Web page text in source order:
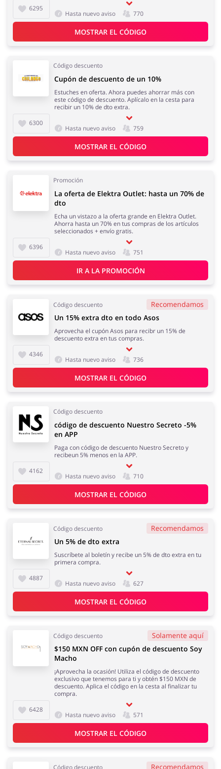
6295
Hasta nuevo aviso 770
MOSTRAR EL CÓDIGO
Código descuento
6300
Cupón de descuento de un 10%
Estuches en oferta. Ahora puedes ahorrar más con
este código de descuento. Aplícalo en la cesta para
recibir un 10% de dto extra.
Hasta nuevo aviso 759
MOSTRAR EL CÓDIGO
Promoción
6396
La oferta de Elektra Outlet: hasta un 70% de
dto
Echa un vistazo a la oferta grande en Elektra Outlet.
Ahorra hasta un 70% en tus compras de los artículos
seleccionados + envío gratis.
Hasta nuevo aviso 751
IR A LA PROMOCIÓN
Código descuento Recomendamos
4346
Un 15% extra dto en todo Asos
Aprovecha el cupón Asos para recibr un 15% de
descuento extra en tus compras.
Hasta nuevo aviso 736
MOSTRAR EL CÓDIGO
Código descuento
4162
código de descuento Nuestro Secreto -5%
en APP
Paga con código de descuento Nuestro Secreto y
recibeun 5% menos en la APP.
Hasta nuevo aviso 710
MOSTRAR EL CÓDIGO
Código descuento Recomendamos
4887
Un 5% de dto extra
Suscríbete al boletín y recibe un 5% de dto extra en tu
primera compra.
Hasta nuevo aviso 627
MOSTRAR EL CÓDIGO
Código descuento Solamente aquí
6428
$150 MXN OFF con cupón de descuento Soy
Macho
¡Aprovecha la ocasión! Utiliza el código de descuento
exclusivo que tenemos para ti y obtén $150 MXN de
descuento. Aplica el código en la cesta al finalizar tu
compra.
Hasta nuevo aviso 571
MOSTRAR EL CÓDIGO
Código descuento Recomendamos